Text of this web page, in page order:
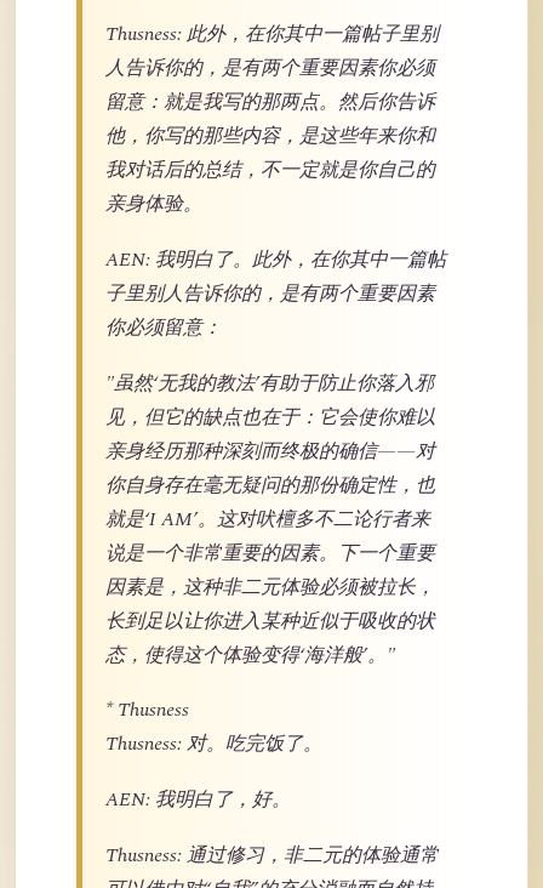
Thusness: 此外，在你其中一篇帖子里别
人告诉你的，是有两个重要因素你必须
留意：就是我写的那两点。然后你告诉
他，你写的那些内容，是这些年来你和
我对话后的总结，不一定就是你自己的
亲身体验。
AEN: 我明白了。此外，在你其中一篇帖
子里别人告诉你的，是有两个重要因素
你必须留意：
"虽然‘无我的教法’有助于防止你落入邪
见，但它的缺点也在于：它会使你难以
亲身经历那种深刻而终极的确信——对
你自身存在毫无疑问的那份确定性，也
就是‘I AM’。这对吠檀多不二论行者来
说是一个非常重要的因素。下一个重要
因素是，这种非二元体验必须被拉长，
长到足以让你进入某种近似于吸收的状
态，使得这个体验变得‘海洋般’。"
* Thusness
Thusness: 对。吃完饭了。
AEN: 我明白了，好。
Thusness: 通过修习，非二元的体验通常